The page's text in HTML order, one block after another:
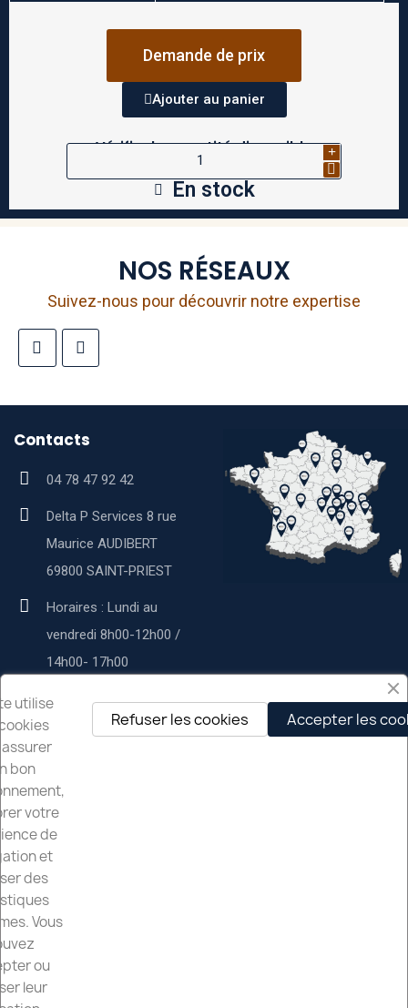
Demande de prix
Ajouter au panier
Vérifier la quantité disponible
En stock
NOS RÉSEAUX
Suivez-nous pour découvrir notre expertise
Contacts
04 78 47 92 42
Delta P Services 8 rue
Maurice AUDIBERT
69800 SAINT-PRIEST
Horaires : Lundi au
vendredi 8h00-12h00 /
14h00- 17h00
Service commercial :
contact@deltapservices.fr
utilise
bon
votre
de
et
des
Vous
ou
leur
Accepter les
Refuser les cookies